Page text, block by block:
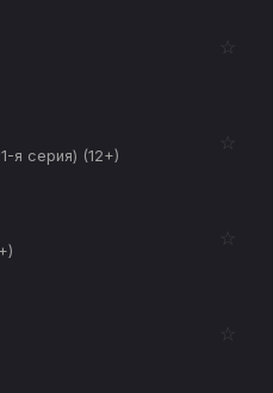
☆
я серия) (12+)
☆
☆
☆